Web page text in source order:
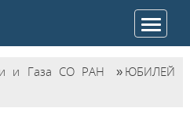
trk
и Газа СО РАН »ЮБИЛЕЙ